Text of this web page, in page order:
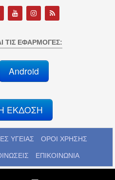
ΤΙΣ ΕΦΑΡΜΟΓΈΣ:
Android
ΕΚΔΟΣΗ
ΥΓΕΙΑΣ ΟΡΟΙ ΧΡΗΣΗΣ
ΕΠΙΚΟΙΝΩΝΙΑ